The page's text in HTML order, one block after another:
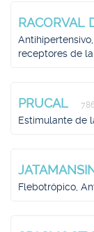
RACORVAL
receptores de
PRUCAL
Estimulante de
Flebotrópico,